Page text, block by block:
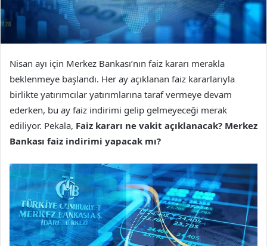
Nisan ayı için Merkez Bankası’nın faiz kararı merakla
beklenmeye başlandı. Her ay açıklanan faiz kararlarıyla
birlikte yatırımcılar yatırımlarına taraf vermeye devam
ederken, bu ay faiz indirimi gelip gelmeyeceği merak
ediliyor. Pekala, Faiz kararı ne vakit açıklanacak? Merkez
Bankası faiz indirimi yapacak mı?